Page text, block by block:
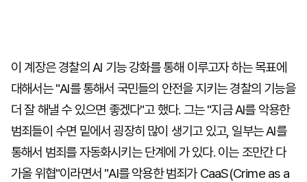
이 계장은 경찰의 AI 기능 강화를 통해 이루고자 하는 목표에
대해서는 "AI를 통해서 국민들의 안전을 지키는 경찰의 기능을
더 잘 해낼 수 있으면 좋겠다"고 했다. 그는 "지금 AI를 악용한
범죄들이 수면 밑에서 굉장히 많이 생기고 있고, 일부는 AI를
통해서 범죄를 자동화시키는 단계에 가 있다. 이는 조만간 다
가올 위협"이라면서 "AI를 악용한 범죄가 CaaS(Crime as a